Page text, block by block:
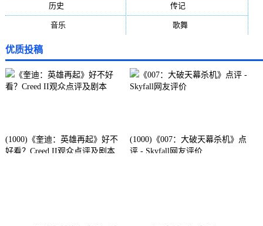
历史 传记
音乐 歌舞(81)
优质投稿
(1000)《奎迪：英雄再起》好不
好看？Creed II观众点评及剧本
(1000)《007：大破天幕杀机》点
评 - Skyfall网友评价